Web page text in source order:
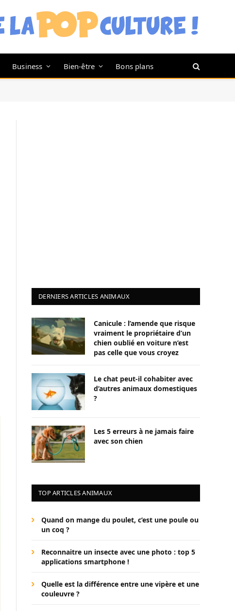
Business Bien-être Bons plans
DERNIERS ARTICLES ANIMAUX
Canicule : l’amende que risque
vraiment le propriétaire d’un
chien oublié en voiture n’est
pas celle que vous croyez
Le chat peut-il cohabiter avec
d’autres animaux domestiques
?
Les 5 erreurs à ne jamais faire
avec son chien
TOP ARTICLES ANIMAUX
Quand on mange du poulet, c’est une poule ou
un coq ?
Reconnaitre un insecte avec une photo : top 5
applications smartphone !
Quelle est la différence entre une vipère et une
couleuvre ?